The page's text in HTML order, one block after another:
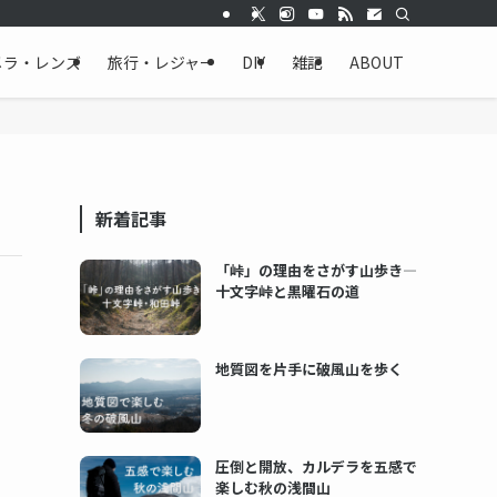
ラ・レンズ 旅行・レジャー DIY 雑記 ABOUT
新着記事
「峠」の理由をさがす山歩き―
十文字峠と黒曜石の道
地質図を片手に破風山を歩く
圧倒と開放、カルデラを五感で
楽しむ秋の浅間山